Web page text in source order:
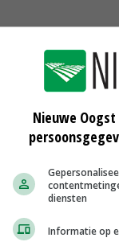
cijfermatig
Raad van
en
van
kan voorlopig
van
Maar
Nieuwe
diensten
Informatie op